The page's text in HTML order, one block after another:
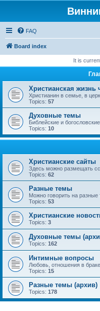
FAQ
Board index
It is
Христианская жизнь
Христианин в семье, в
Topics: 57
Духовные темы
Библейские и
Topics: 10
Христианские сайты
Здесь можно размещать
Topics: 62
Разные темы
Можно говорить на разные
Topics: 53
Христианские
Topics: 3
Духовные темы
Topics: 162
Интимные вопросы
Любовь, отношения в
Topics: 15
Разные темы (архив)
Topics: 178